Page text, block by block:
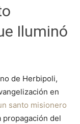
Iluminó
de Herbipoli,
en
santo misionero
del